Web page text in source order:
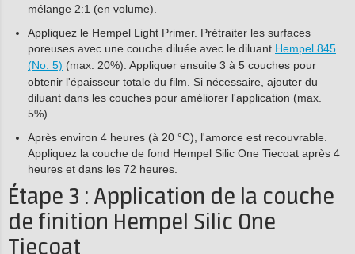
mélange 2:1 (en volume).
Appliquez le Hempel Light Primer. Prétraiter les surfaces
poreuses avec une couche diluée avec le diluant Hempel 845
(No. 5) (max. 20%). Appliquer ensuite 3 à 5 couches pour
obtenir l'épaisseur totale du film. Si nécessaire, ajouter du
diluant dans les couches pour améliorer l'application (max.
5%).
Après environ 4 heures (à 20 °C), l'amorce est recouvrable.
Appliquez la couche de fond Hempel Silic One Tiecoat après 4
heures et dans les 72 heures.
Étape 3 : Application de la couche
de finition Hempel Silic One
Tiecoat